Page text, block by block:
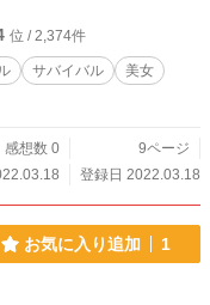
位 / 2,374件
サバイバル
美女
感想数 0
9ページ
登録日 2022.03.18
お気に入り追加 1